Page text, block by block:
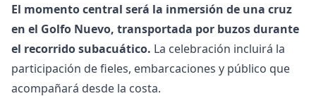
El momento central será la inmersión de una cruz
en el Golfo Nuevo, transportada por buzos durante
el recorrido subacuático. La celebración incluirá la
participación de fieles, embarcaciones y público que
acompañará desde la costa.